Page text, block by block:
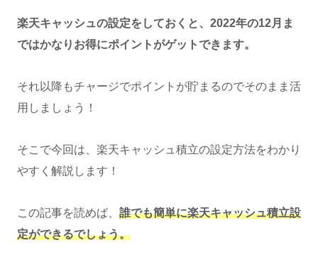
楽天キャッシュの設定をしておくと、2022年の12月ま
ではかなりお得にポイントがゲットできます。
それ以降もチャージでポイントが貯まるのでそのまま活
用しましょう！
そこで今回は、楽天キャッシュ積立の設定方法をわかり
やすく解説します！
この記事を読めば、 誰でも簡単に楽天キャッシュ積立設
定ができるでしょう。